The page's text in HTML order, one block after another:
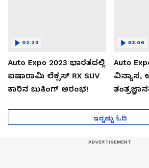
Auto Expo 2023 ಭಾರತದಲ್ಲಿ
ಐಷಾರಾಮಿ ಲೆಕ್ಸಸ್ RX SUV
ಕಾರಿನ ಬುಕಿಂಗ್ ಆರಂಭ!
02:23
Auto
ವಿನ್ಯಾಸ,
03:06
ಇನ್ನಷ್ಟು ಓದಿ